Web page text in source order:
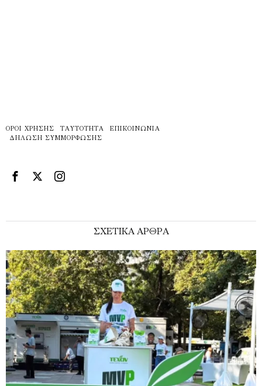
ΌΡΟΙ ΧΡΉΣΗΣ ΤΑΥΤΌΤΗΤΑ
ΕΠΙΚΟΙΝΩΝΊΑ
ΔΉΛΩΣΗ ΣΥΜΜΌΡΦΩΣΗΣ
ΣΧΕΤΙΚΑ ΑΡΘΡΑ